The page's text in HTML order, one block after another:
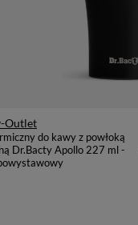
Outlet
do kawy z powłoką
Dr.Bacty Apollo 227 ml -